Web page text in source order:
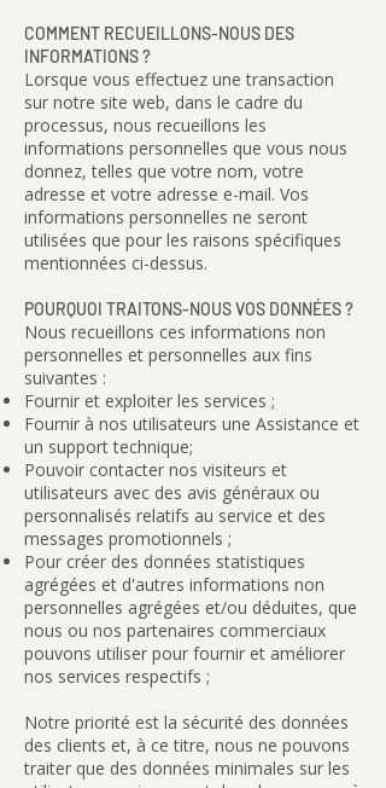
COMMENT RECUEILLONS-NOUS DES
INFORMATIONS ?
Lorsque vous effectuez une transaction
sur notre site web, dans le cadre du
processus, nous recueillons les
informations personnelles que vous nous
donnez, telles que votre nom, votre
adresse et votre adresse e-mail. Vos
informations personnelles ne seront
utilisées que pour les raisons spécifiques
mentionnées ci-dessus.
POURQUOI TRAITONS-NOUS VOS DONNÉES ?
Nous recueillons ces informations non
personnelles et personnelles aux fins
suivantes :
Fournir et exploiter les services ;
Fournir à nos utilisateurs une Assistance et
un support technique;
Pouvoir contacter nos visiteurs et
utilisateurs avec des avis généraux ou
personnalisés relatifs au service et des
messages promotionnels ;
Pour créer des données statistiques
agrégées et d'autres informations non
personnelles agrégées et/ou déduites, que
nous ou nos partenaires commerciaux
pouvons utiliser pour fournir et améliorer
nos services respectifs ;
Notre priorité est la sécurité des données
des clients et, à ce titre, nous ne pouvons
traiter que des données minimales sur les